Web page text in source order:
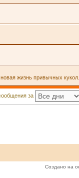
жизнь привычных кукол.
за
Создано на